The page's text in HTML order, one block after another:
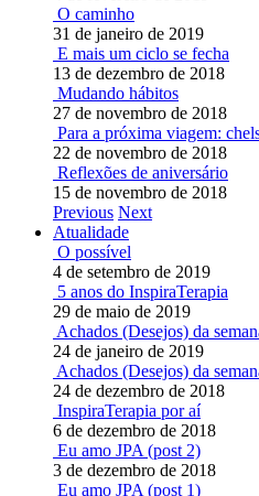
O caminho
31 de janeiro de 2019
E mais um ciclo se fecha
13 de dezembro de 2018
Mudando hábitos
27 de novembro de 2018
Para a próxima viagem:
22 de novembro de 2018
Reflexões de aniversário
15 de novembro de 2018
Previous Next
Atualidade
O possível
4 de setembro de 2019
5 anos do InspiraTerapia
29 de maio de 2019
Achados (Desejos) da
24 de janeiro de 2019
Achados (Desejos) da
24 de dezembro de 2018
InspiraTerapia por aí
6 de dezembro de 2018
Eu amo JPA (post 2)
3 de dezembro de 2018
Eu amo JPA (post 1)